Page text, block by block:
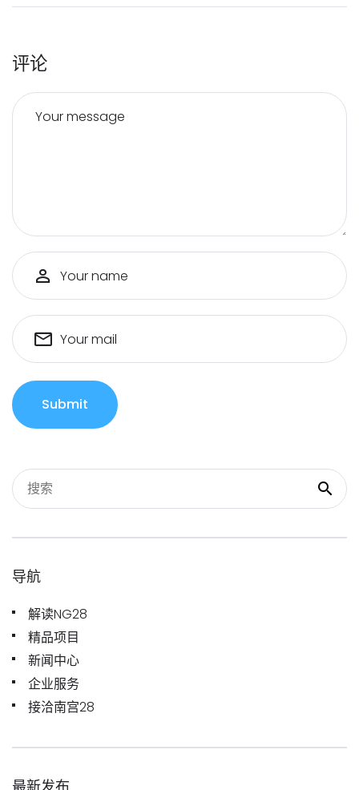
评论
Your message
Your name
Your mail
Submit
导航
解读NG28
精品项目
新闻中心
企业服务
接洽南宫28